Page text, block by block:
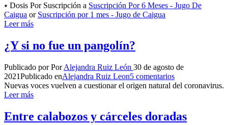
⭑ Dosis Por Suscripción a Suscripción Por 6 Meses - Jugo De
Caigua or Suscripción por 1 mes - Jugo de Caigua
Leer más
¿Y si no fue un pangolín?
Publicado por PorAlejandra Ruiz León 30 de agosto de
2021Publicado enAlejandra Ruiz Leon5 comentarios
Nuevas voces vuelven a cuestionar el origen natural del coronavirus.
Leer más
Entre calabozos y cárceles doradas